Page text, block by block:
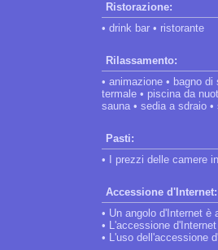
Ristorazione:
• drink bar • ristorante
Rilassamento:
• animazione • bagno
termale • piscina da
sauna • sedia a sdraio
Pasti:
• I prezzi delle camere
Accessione d'Internet:
• Un angolo d'Internet
• L'accessione
• L'uso dell'accessione